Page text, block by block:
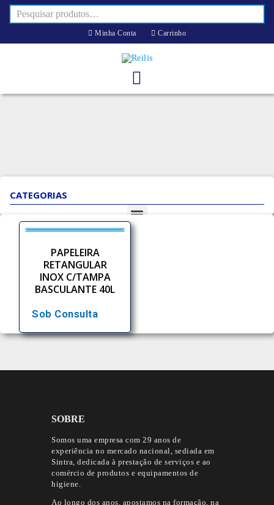
Minha Conta Carrinho
CATEGORIAS
PAPELEIRA
RETANGULAR
INOX C/TAMPA
BASCULANTE 40L
Sob Consulta
SOBRE
Somos uma empresa com 29 anos de
experiência no mercado nacional, sediada em
Sintra, dedicada à prestação de serviços e ao
comércio de produtos e equipamentos de
higiene.
Ao longo dos anos, apostamos na formação, na